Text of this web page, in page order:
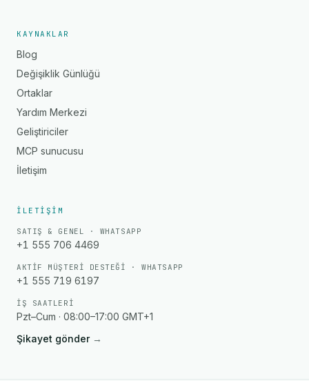
KAYNAKLAR
Blog
Değişiklik Günlüğü
Ortaklar
Yardım Merkezi
Geliştiriciler
MCP sunucusu
İletişim
İLETIŞIM
SATIŞ & GENEL · WHATSAPP
+1 555 706 4469
AKTIF MÜŞTERI DESTEĞI · WHATSAPP
+1 555 719 6197
İŞ SAATLERI
Pzt–Cum · 08:00–17:00 GMT+1
Şikayet gönder →